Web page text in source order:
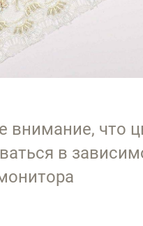
внимание, что
в